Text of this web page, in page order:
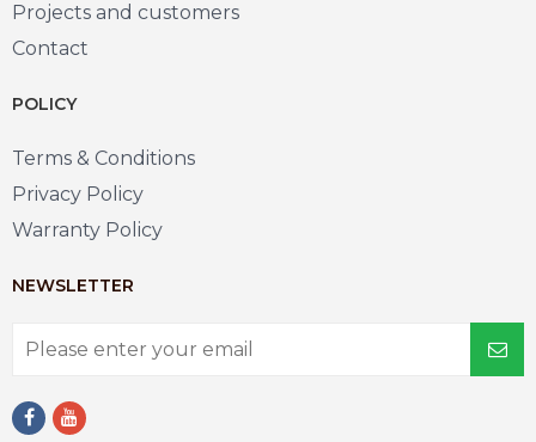
Projects and customers
Contact
POLICY
Terms & Conditions
Privacy Policy
Warranty Policy
NEWSLETTER